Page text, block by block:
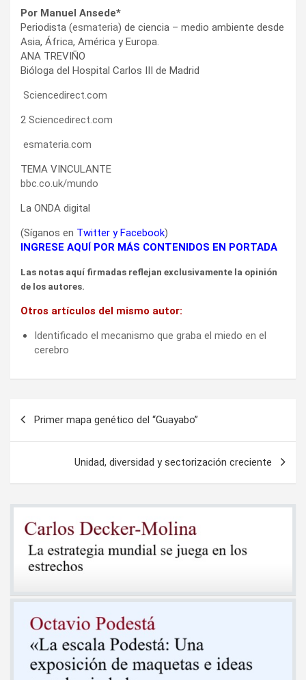
Por Manuel Ansede*
Periodista (esmateria) de ciencia – medio ambiente desde
Asia, África, América y Europa.
ANA TREVIÑO
Bióloga del Hospital Carlos III de Madrid
Sciencedirect.com
2 Sciencedirect.com
esmateria.com
TEMA VINCULANTE
bbc.co.uk/mundo
La ONDA digital
(Síganos en Twitter yFacebook)
INGRESE AQUÍ POR MÁS CONTENIDOS EN PORTADA
Las notas aquí firmadas reflejan exclusivamente la opinión
de los autores.
Otros artículos del mismo autor:
Identificado el mecanismo que graba el miedo en el
cerebro
entradas
Primer mapa genético del “Guayabo”
Unidad, diversidad y sectorización creciente